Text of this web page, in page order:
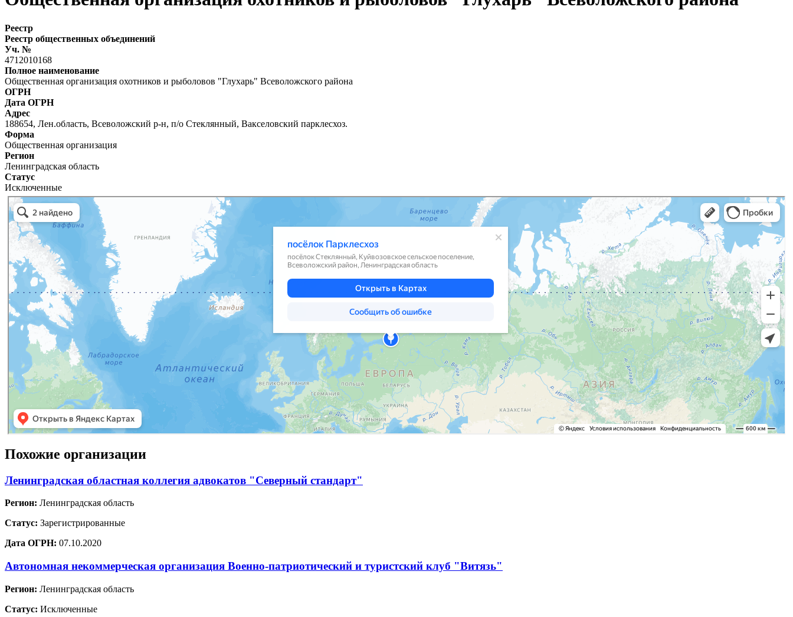
Реестр
Реестр общественных объединений
Уч. №
4712010168
Полное наименование
Общественная организация охотников и рыболовов "Глухарь" Всеволожского района
ОГРН
Дата ОГРН
Адрес
188654, Лен.область, Всеволожский р-н, п/о Стеклянный, Вакселовский парклесхоз.
Форма
Общественная организация
Регион
Ленинградская область
Статус
Исключенные
Похожие организации
Ленинградская областная коллегия адвокатов "Северный стандарт"
Регион: Ленинградская область
Статус: Зарегистрированные
Дата ОГРН: 07.10.2020
Автономная некоммерческая организация Военно-патриотический и туристский клуб "Витязь"
Регион: Ленинградская область
Статус: Исключенные